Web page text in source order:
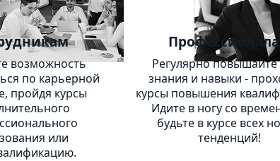
возможность
по карьерной
пройдя курсы
или
Регулярно повышайте
знания и навыки -
курсы повышения
Идите в ногу со
будьте в курсе всех
тенденций!